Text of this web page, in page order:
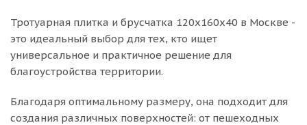
Тротуарная плитка и брусчатка 120х160х40 в Москве -
это идеальный выбор для тех, кто ищет
универсальное и практичное решение для
благоустройства территории.
Благодаря оптимальному размеру, она подходит для
создания различных поверхностей: от пешеходных